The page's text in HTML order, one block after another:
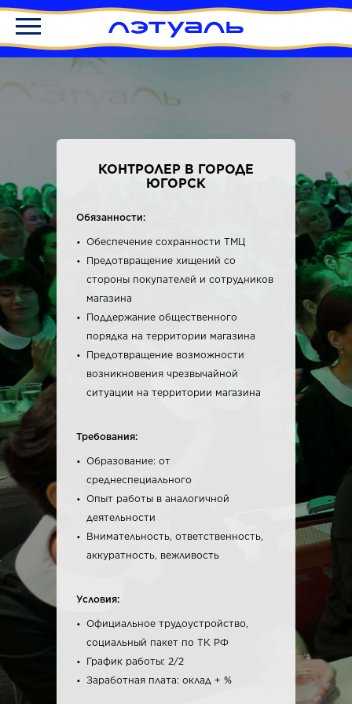
КОНТРОЛЕР В ГОРОДЕ
ЮГОРСК
Обязанности:
Обеспечение сохранности ТМЦ
Предотвращение хищений со
стороны покупателей и сотрудников
магазина
Поддержание общественного
порядка на территории магазина
Предотвращение возможности
возникновения чрезвычайной
ситуации на территории магазина
Требования:
Образование: от
среднеспециального
Опыт работы в аналогичной
деятельности
Внимательность, ответственность,
аккуратность, вежливость
Условия:
Официальное трудоустройство,
социальный пакет по ТК РФ
График работы: 2/2
Заработная плата: оклад + %